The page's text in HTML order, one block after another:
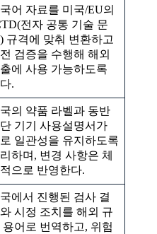
어 자료를 미국/EU의
전자 공통 기술 문
규격에 맞춰 변환하고
검증을 수행해 해외
에 사용 가능하도록
.
의 약품 라벨과 동반
기기 사용설명서가
일관성을 유지하도록
하며, 변경 사항은 체
으로 반영한다.
에서 진행된 검사 결
시정 조치를 해외 규
용어로 번역하고, 위험